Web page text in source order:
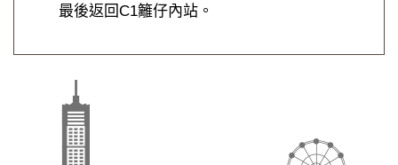
最後返回C1籬仔內站。